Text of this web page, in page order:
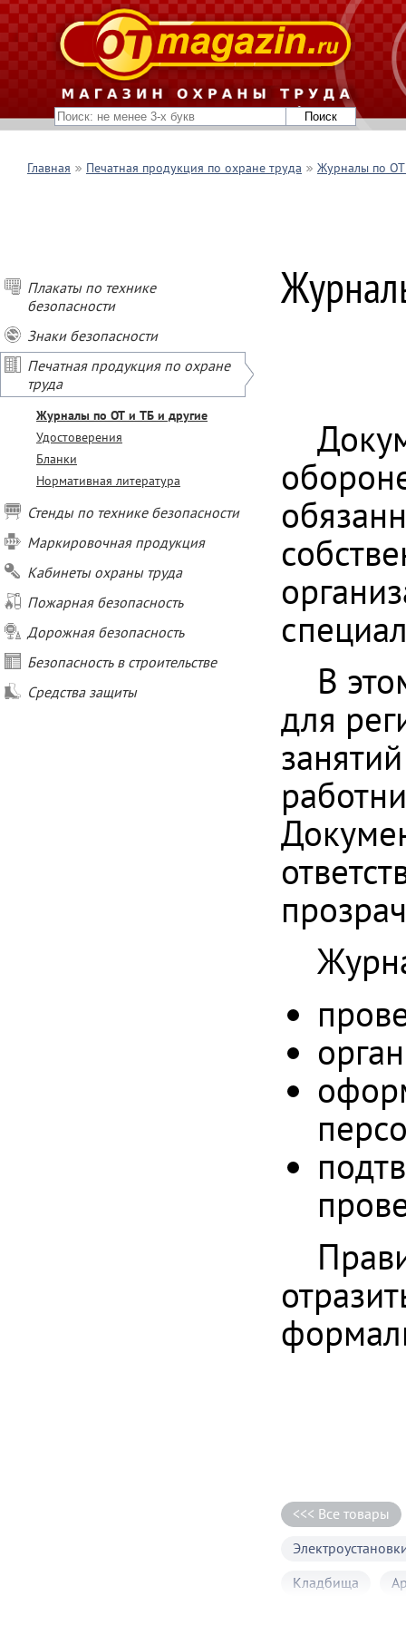
Главная Печатная продукция по охране труда Журналы по
Плакаты по технике
безопасности
Знаки безопасности
Печатная продукция по охране
труда
Журналы по ОТ и ТБ и другие
Удостоверения
Бланки
Нормативная литература
Стенды по технике безопасности
Маркировочная продукция
Кабинеты охраны труда
Пожарная безопасность
Дорожная безопасность
Безопасность в строительстве
Средства защиты
В
для
<<< Все товары
Кладбища